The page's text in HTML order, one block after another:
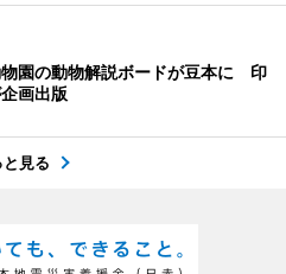
園の動物解説ボードが豆本に 印
画出版
と見る